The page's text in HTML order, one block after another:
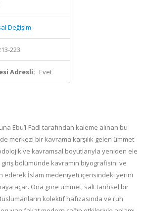
Değişim
223
Adresli: Evet
Ebu’l‑Fadl tarafından kaleme alınan bu
merkezi bir kavrama karşılık gelen ümmet
ve kavramsal boyutlarıyla yeniden ele
bölümünde kavramın biyografisini ve
ederek İslam medeniyeti içerisindeki yerini
açar. Ona göre ümmet, salt tarihsel bir
kolektif hafızasında ve ruh